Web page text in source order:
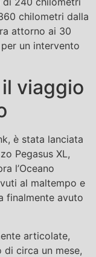
chilometri dalla
attorno ai 30
un intervento
viaggio
è stata lanciata
Pegasus XL,
l’Oceano
al maltempo e
finalmente avuto
articolate,
di circa un mese,